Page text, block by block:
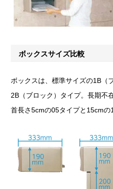
ボックスサイズ比較
ボックスは、標準サイズの1B（
2B（ブロック）タイプ。長期不
首長さ5cmの05タイプと15cmの